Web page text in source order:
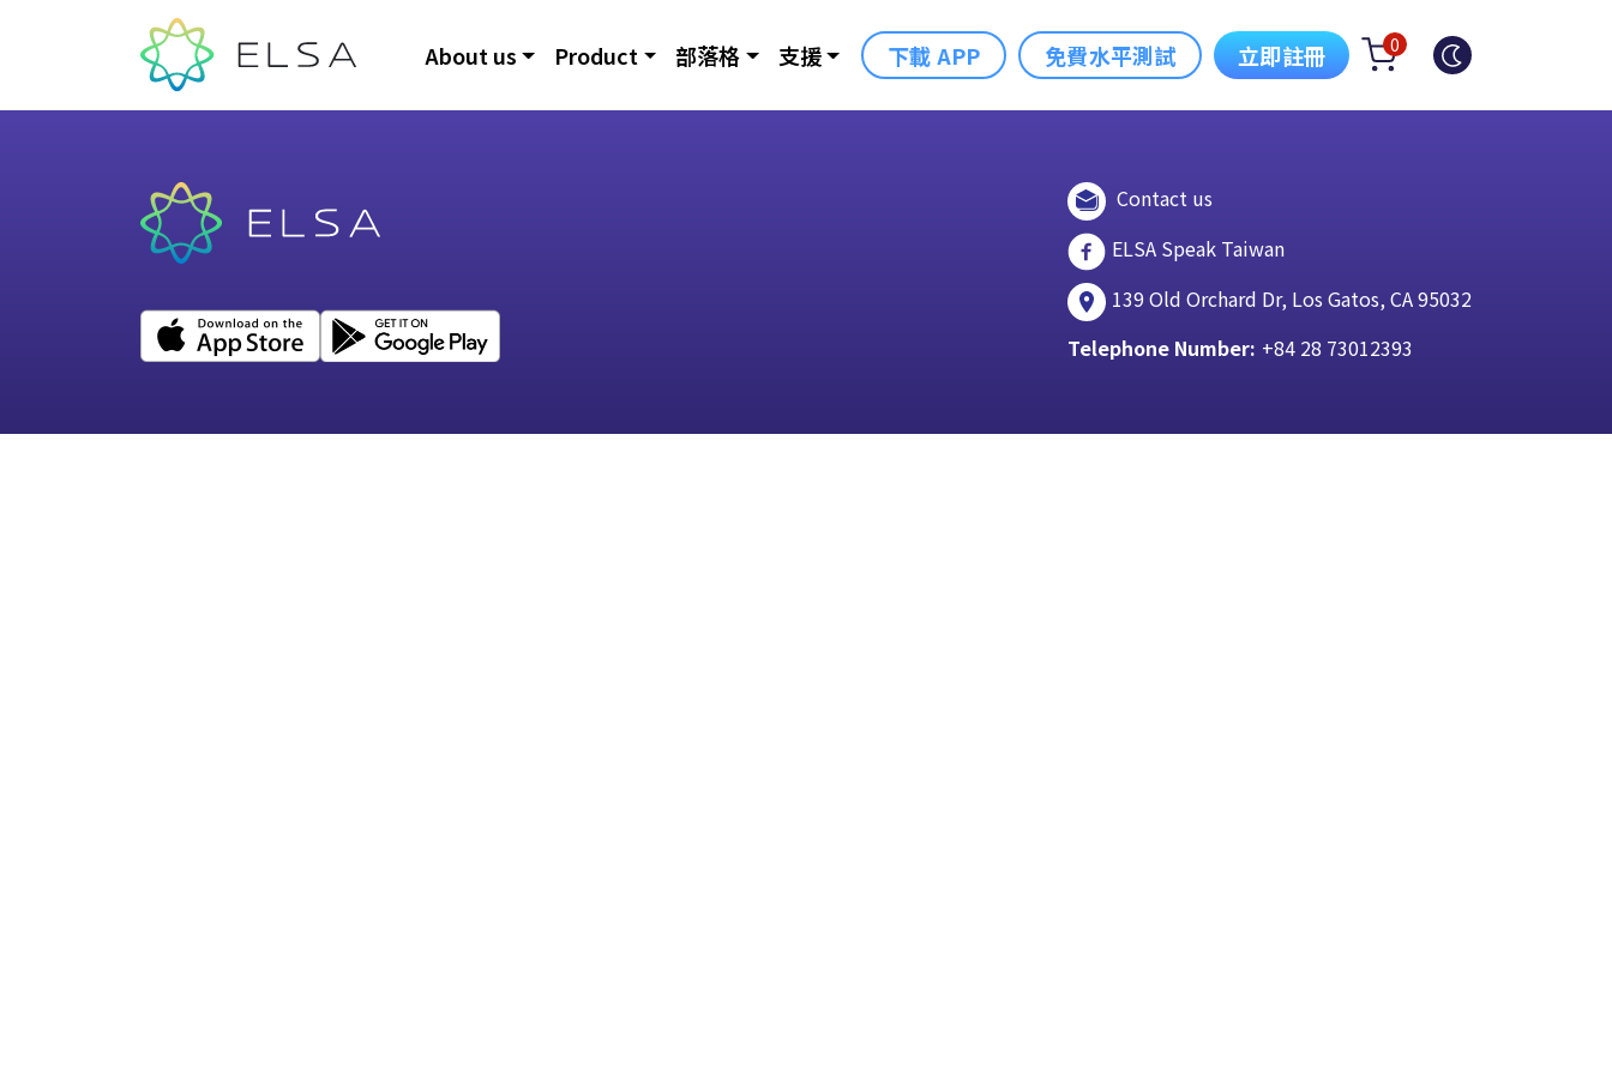
About us Product 部落格 支援 下載 APP 免費水平測試 立即註冊 0
Contact us
ELSA Speak Taiwan
139 Old Orchard Dr, Los Gatos, CA 95032
Telephone Number: +84 28 73012393